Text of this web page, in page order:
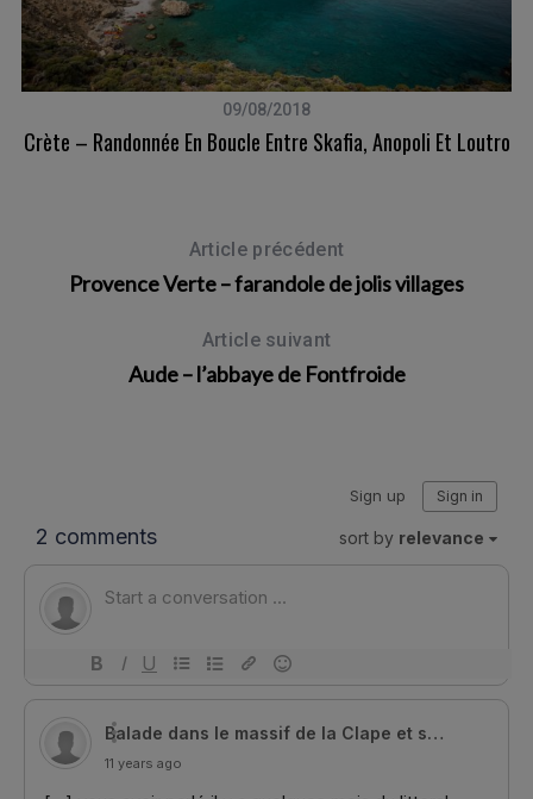
09/08/2018
Crète – Randonnée En Boucle Entre Skafia, Anopoli Et Loutro
Article précédent
Provence Verte – farandole de jolis villages
Article suivant
Aude – l’abbaye de Fontfroide